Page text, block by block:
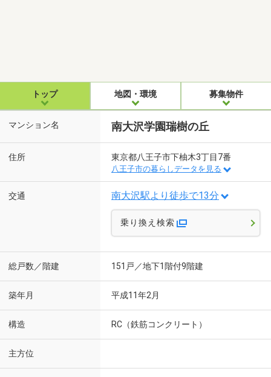
トップ 地図・環境 募集物件
マンション名 南大沢学園瑞樹の丘
住所 東京都八王子市下柚木3丁目7番
八王子市の暮らしデータを見る
交通 南大沢駅より徒歩で13分
乗り換え検索
総戸数／階建 151戸／地下1階付9階建
築年月 平成11年2月
構造 RC（鉄筋コンクリート）
主方位